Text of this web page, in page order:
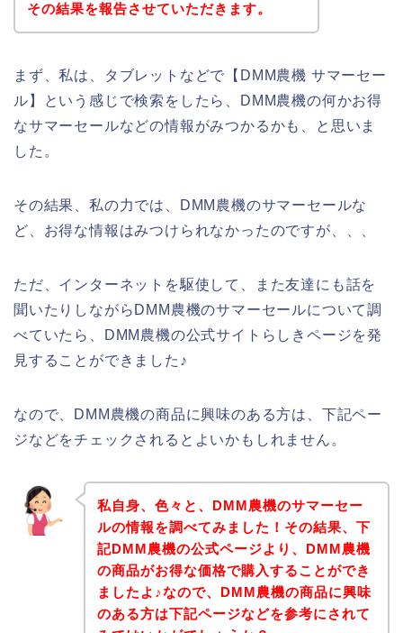
その結果を報告させていただきます。
まず、私は、タブレットなどで【DMM農機 サマーセー
ル】という感じで検索をしたら、DMM農機の何かお得
なサマーセールなどの情報がみつかるかも、と思いま
した。
その結果、私の力では、DMM農機のサマーセールな
ど、お得な情報はみつけられなかったのですが、、、
ただ、インターネットを駆使して、また友達にも話を
聞いたりしながらDMM農機のサマーセールについて調
べていたら、DMM農機の公式サイトらしきページを発
見することができました♪
なので、DMM農機の商品に興味のある方は、下記ペー
ジなどをチェックされるとよいかもしれません。
私自身、色々と、DMM農機のサマーセー
ルの情報を調べてみました！その結果、下
記DMM農機の公式ページより、DMM農機
の商品がお得な価格で購入することができ
ましたよ♪なので、DMM農機の商品に興味
のある方は下記ページなどを参考にされて